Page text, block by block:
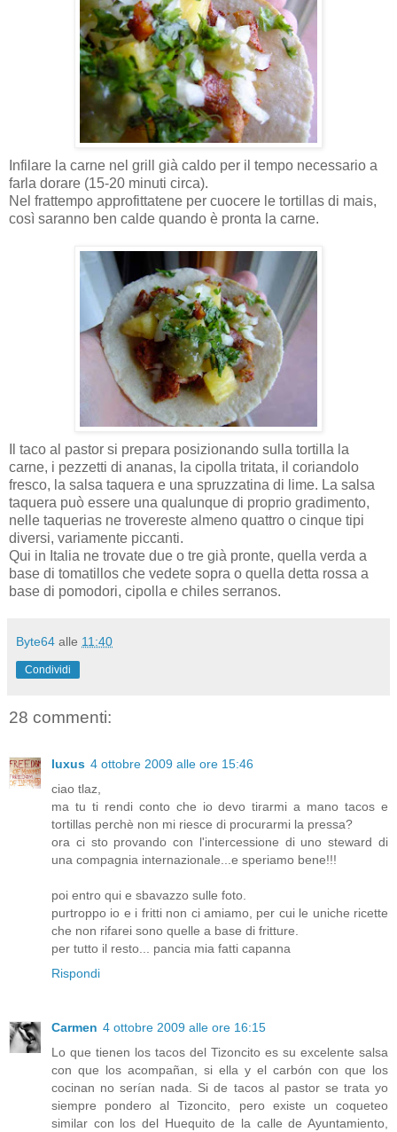
Infilare la carne nel grill già caldo per il tempo necessario a
farla dorare (15-20 minuti circa).
Nel frattempo approfittatene per cuocere le tortillas di mais,
così saranno ben calde quando è pronta la carne.
Il taco al pastor si prepara posizionando sulla tortilla la
carne, i pezzetti di ananas, la cipolla tritata, il coriandolo
fresco, la salsa taquera e una spruzzatina di lime. La salsa
taquera può essere una qualunque di proprio gradimento,
nelle taquerias ne trovereste almeno quattro o cinque tipi
diversi, variamente piccanti.
Qui in Italia ne trovate due o tre già pronte, quella verda a
base di tomatillos che vedete sopra o quella detta rossa a
base di pomodori, cipolla e chiles serranos.
Byte64 alle 11:40
Condividi
28 commenti:
luxus 4 ottobre 2009 alle ore 15:46
ciao tlaz,
ma tu ti rendi conto che io devo tirarmi a mano tacos e
tortillas perchè non mi riesce di procurarmi la pressa?
ora ci sto provando con l'intercessione di uno steward di
una compagnia internazionale...e speriamo bene!!!
poi entro qui e sbavazzo sulle foto.
purtroppo io e i fritti non ci amiamo, per cui le uniche ricette
che non rifarei sono quelle a base di fritture.
per tutto il resto... pancia mia fatti capanna
Rispondi
Carmen 4 ottobre 2009 alle ore 16:15
Lo que tienen los tacos del Tizoncito es su excelente salsa
con que los acompañan, si ella y el carbón con que los
cocinan no serían nada. Si de tacos al pastor se trata yo
siempre pondero al Tizoncito, pero existe un coqueteo
similar con los del Huequito de la calle de Ayuntamiento,